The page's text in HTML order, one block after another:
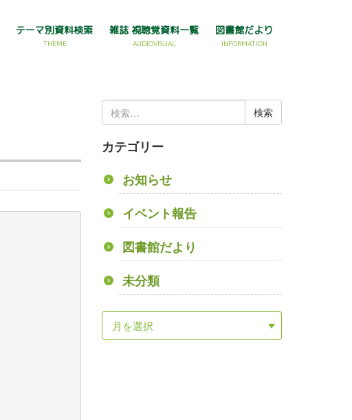
テーマ別資料検索
THEME
雑誌 視聴覚資料一覧
AUDIOVISUAL
図書館だより
INFORMATION
索:
カテゴリー
お知らせ
イベント報告
図書館だより
未分類